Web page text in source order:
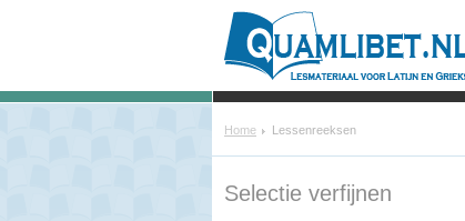
Home Lessenreeksen
Selectie verfijnen